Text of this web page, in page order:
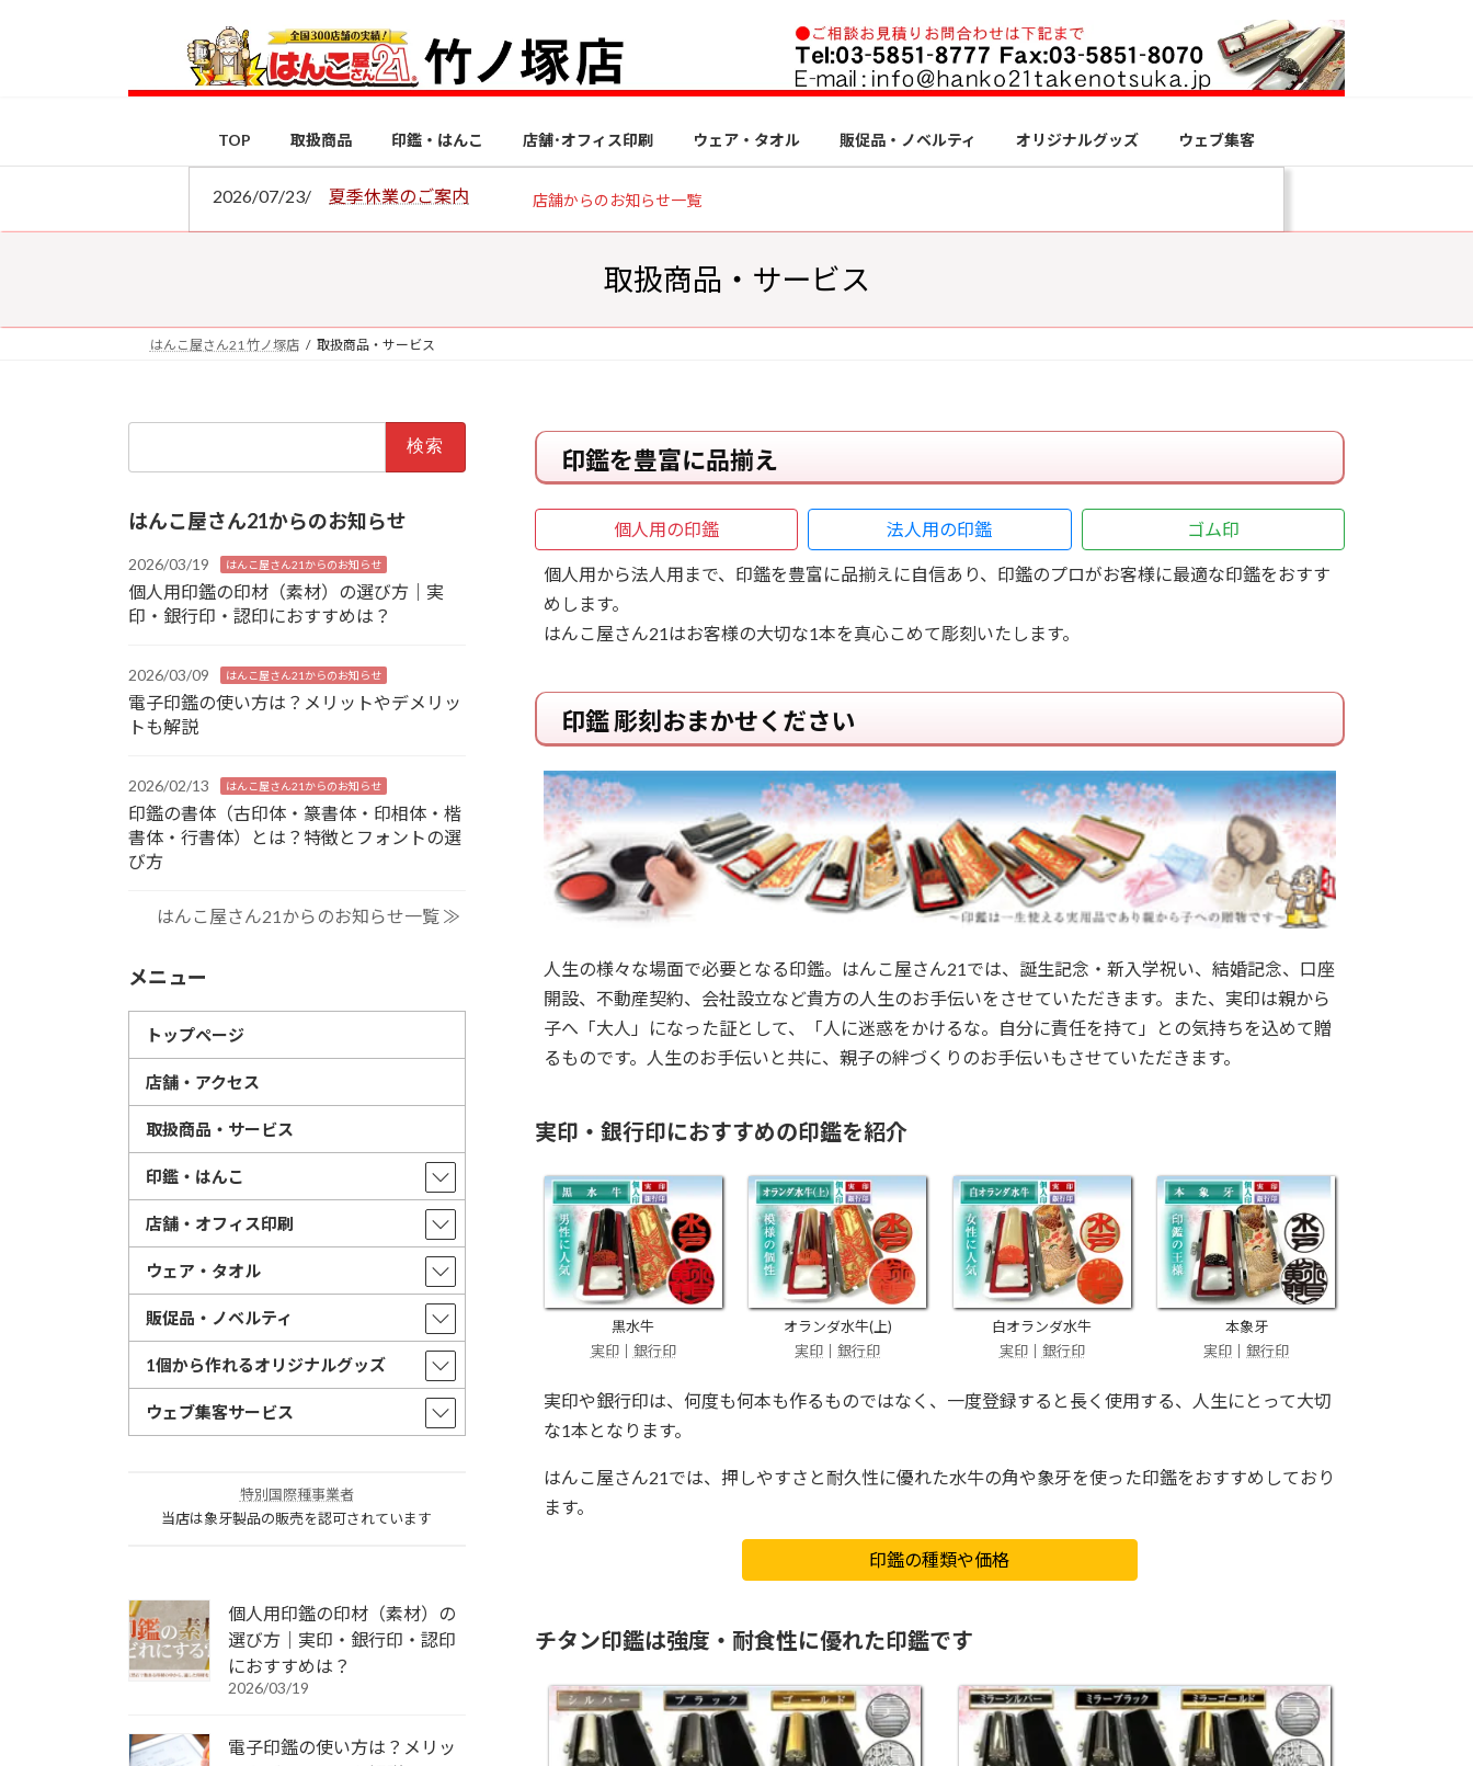
ス
ン
TOP 取扱商品 印鑑・はんこ 店舗･オフィス印刷 ウェア・タオル 販促品・ノベルティ オリジナルグッズ ウェブ集客
2026/07/23/ 夏季休業のご案内 店舗からのお知らせ一覧
取扱商品・サービス
はんこ屋さん21 竹ノ塚店 取扱商品・サービス
印鑑を豊富に品揃え
個人用の印鑑 法人用の印鑑 ゴム印
個人用から法人用まで、印鑑を豊富に品揃えに自信あり、印鑑のプロがお客様に最適な印鑑をおすす
めします。
はんこ屋さん21はお客様の大切な1本を真心こめて彫刻いたします。
印鑑 彫刻おまかせください
人生の様々な場面で必要となる印鑑。はんこ屋さん21では、誕生記念・新入学祝い、結婚記念、口座
開設、不動産契約、会社設立など貴方の人生のお手伝いをさせていただきます。また、実印は親から
子へ「大人」になった証として、「人に迷惑をかけるな。自分に責任を持て」との気持ちを込めて贈
るものです。人生のお手伝いと共に、親子の絆づくりのお手伝いもさせていただきます。
実印・銀行印におすすめの印鑑を紹介
黒水牛
実印｜ 銀行印
オランダ水牛(上)
実印 ｜銀行印
白オランダ水牛
実印｜ 銀行印
本象牙
実印 ｜銀行印
実印や銀行印は、何度も何本も作るものではなく、一度登録すると長く使用する、人生にとって大切
な1本となります。
はんこ屋さん21では、押しやすさと耐久性に優れた水牛の角や象牙を使った印鑑をおすすめしており
ます。
印鑑の種類や価格
チタン印鑑は強度・耐食性に優れた印鑑です
はんこ屋さん21からのお知らせ
2026/03/19 はんこ屋さん21からのお知らせ
個人用印鑑の印材（素材）の選び方｜実
印・銀行印・認印におすすめは？
2026/03/09 はんこ屋さん21からのお知らせ
電子印鑑の使い方は？メリットやデメリッ
トも解説
2026/02/13 はんこ屋さん21からのお知らせ
印鑑の書体（古印体・篆書体・印相体・楷
書体・行書体）とは？特徴とフォントの選
び方
はんこ屋さん21からのお知らせ一覧 ≫
メニュー
トップページ
店舗・アクセス
取扱商品・サービス
印鑑・はんこ
店舗・オフィス印刷
ウェア・タオル
販促品・ノベルティ
1個から作れるオリジナルグッズ
ウェブ集客サービス
特別国際種事業者
当店は象牙製品の販売を認可されています
個人用印鑑の印材（素材）の
選び方｜実印・銀行印・認印
におすすめは？
2026/03/19
電子印鑑の使い方は？メリッ